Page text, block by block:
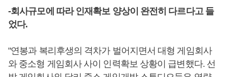
-회사규모에 따라 인재확보 양상이 완전히 다르다고 들
었다.
"연봉과 복리후생의 격차가 벌어지면서 대형 게임회사
와 중소형 게임회사 사이 인력확보 상황이 급변했다. 선